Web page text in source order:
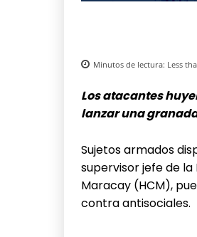
Minutos de lectura: Less
Los atacantes
lanzar una
Sujetos armados
supervisor jefe de la
Maracay (HCM),
contra antisociales.